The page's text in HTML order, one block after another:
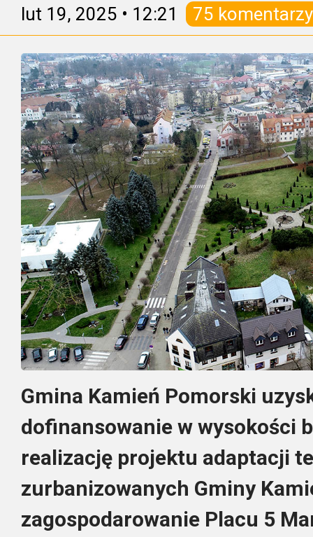
lut 19, 2025 • 12:21 75 komentarzy
Gmina Kamień Pomorski
dofinansowanie w wysokości
realizację projektu adaptacji
zurbanizowanych Gminy
zagospodarowanie Placu 5